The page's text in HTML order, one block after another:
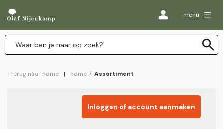
menu
Terug naar home home / Assortiment
Inloggen of account aanmaken